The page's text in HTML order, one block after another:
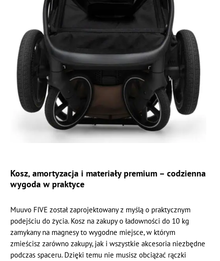
Kosz, amortyzacja i materiały premium – codzienna
wygoda w praktyce
Muuvo FIVE został zaprojektowany z myślą o praktycznym
podejściu do życia. Kosz na zakupy o ładowności do 10 kg
zamykany na magnesy to wygodne miejsce, w którym
zmieścisz zarówno zakupy, jak i wszystkie akcesoria niezbędne
podczas spaceru. Dzięki temu nie musisz obciążać rączki